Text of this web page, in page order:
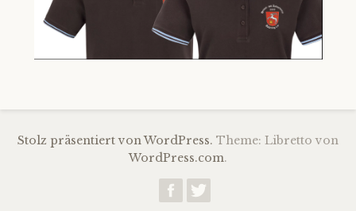
Stolz präsentiert von WordPress. Theme: Libretto von
WordPress.com.